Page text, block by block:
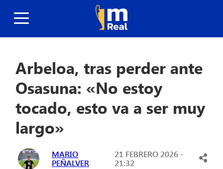
Arbeloa, tras perder ante
Osasuna: «No estoy
tocado, esto va a ser muy
largo»
MARIO
PEÑALVER
21 FEBRERO 2026 -
21:32